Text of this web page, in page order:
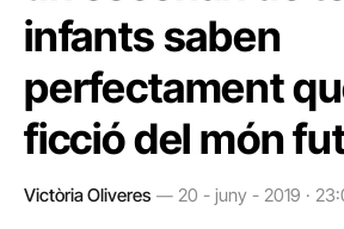
infants saben
perfectament
ficció del món
Victòria Oliveres 20 - juny - 2019 ·